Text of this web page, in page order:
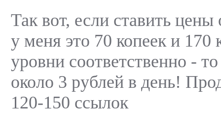
Так вот, если ставить
у меня это 70 копеек и 170
уровни соответственно -
около 3 рублей в день!
120-150 ссылок